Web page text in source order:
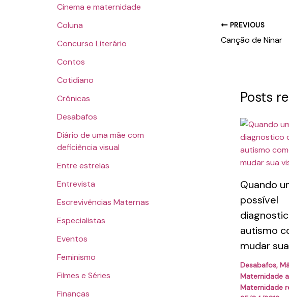
Cinema e maternidade
Coluna
Concurso Literário
Contos
Cotidiano
Crônicas
Desabafos
Diário de uma mãe com
deficiência visual
Entre estrelas
Entrevista
Escrevivências Maternas
Especialistas
Eventos
Feminismo
Filmes e Séries
Finanças
PREVIOUS
Canção de Ninar
Posts
Quando
possível
autismo
mudar
Desabafos,
Maternidade
Maternidade